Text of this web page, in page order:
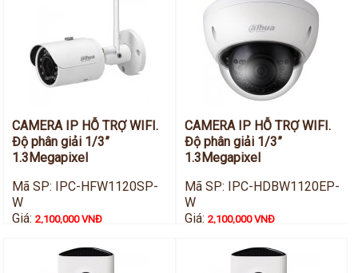
CAMERA IP HỖ TRỢ WIFI.
Độ phân giải 1/3”
1.3Megapixel
Mã SP: IPC-HFW1120SP-
W
Giá:2,100,000 VNĐ
CAMERA IP HỖ TRỢ WIFI.
Độ phân giải 1/3”
1.3Megapixel
Mã SP: IPC-HDBW1120EP-
W
Giá: 2,100,000 VNĐ